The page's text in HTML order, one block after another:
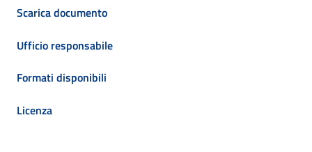
Scarica documento
Ufficio responsabile
Formati disponibili
Licenza